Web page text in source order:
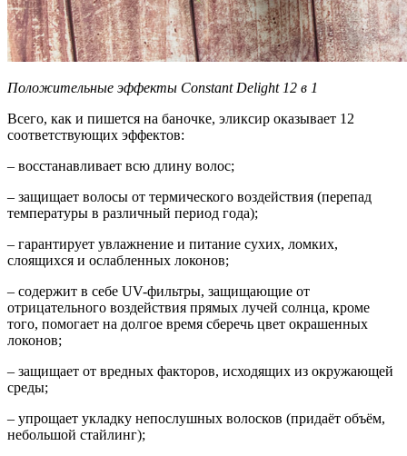
Положительные эффекты Constant Delight 12 в 1
Всего, как и пишется на баночке, эликсир оказывает 12
соответствующих эффектов:
– восстанавливает всю длину волос;
– защищает волосы от термического воздействия (перепад
температуры в различный период года);
– гарантирует увлажнение и питание сухих, ломких,
слоящихся и ослабленных локонов;
– содержит в себе UV-фильтры, защищающие от
отрицательного воздействия прямых лучей солнца, кроме
того, помогает на долгое время сберечь цвет окрашенных
локонов;
– защищает от вредных факторов, исходящих из окружающей
среды;
– упрощает укладку непослушных волосков (придаёт объём,
небольшой стайлинг);